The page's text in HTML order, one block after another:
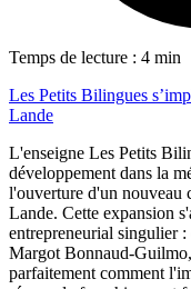
Temps de lecture : 4 min
Les Petits Bilingues
Lande
L'enseigne Les Petits
développement dans la
l'ouverture d'un nouveau
Lande. Cette expansion
entrepreneurial singulier
Margot Bonnaud-
parfaitement comment